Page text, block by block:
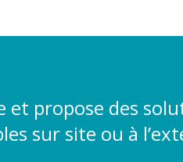
et propose des
sur site ou à